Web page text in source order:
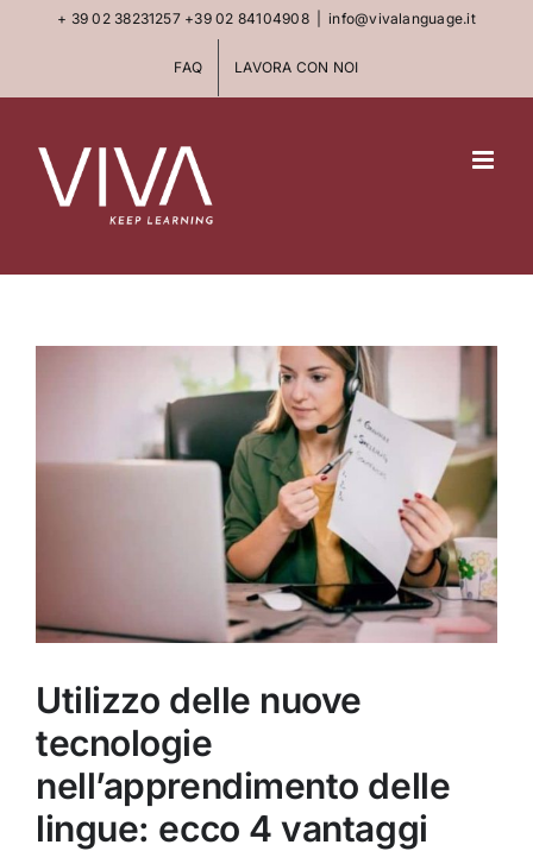
+ 39 02 38231257 +39 02 84104908 info@vivalanguage.it
FAQ LAVORA CON NOI
Utilizzo delle nuove
tecnologie
nell’apprendimento delle
lingue: ecco 4 vantaggi